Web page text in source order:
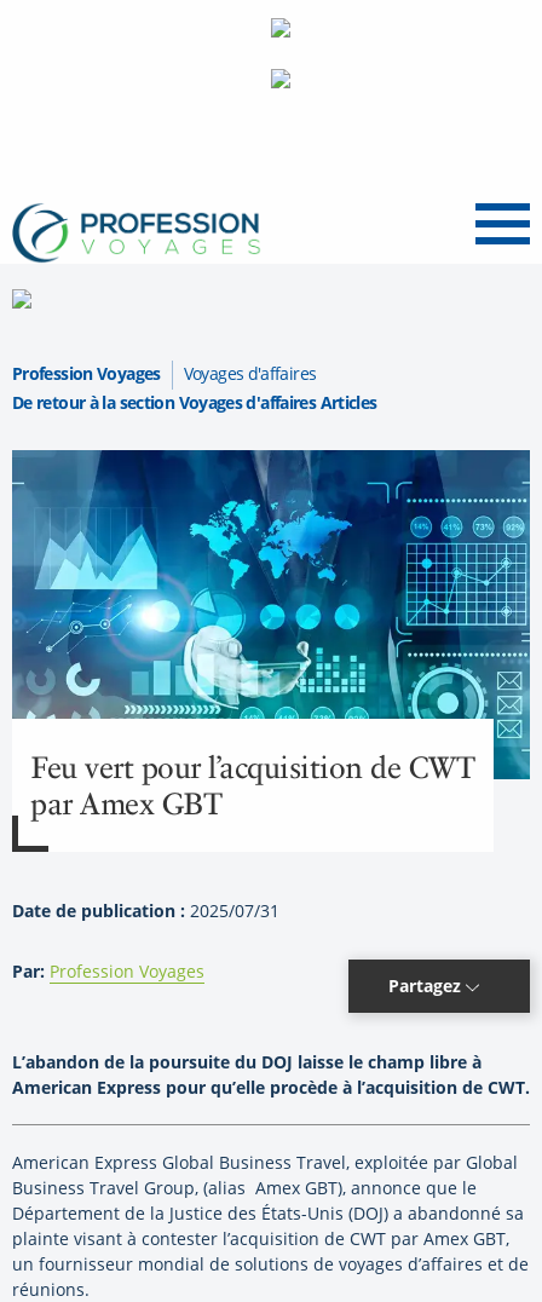
Menu
Profession Voyages
Voyages d'affaires
De retour à la section Voyages d'affaires Articles
Feu vert pour l’acquisition de CWT
par Amex GBT
Date de publication : 2025/07/31
Par: Profession Voyages
Partagez
L’abandon de la poursuite du DOJ laisse le champ libre à
American Express pour qu’elle procède à l’acquisition de CWT.
American Express Global Business Travel, exploitée par Global
Business Travel Group, (alias Amex GBT), annonce que le
Département de la Justice des États-Unis (DOJ) a abandonné sa
plainte visant à contester l’acquisition de CWT par Amex GBT,
un fournisseur mondial de solutions de voyages d’affaires et de
réunions.